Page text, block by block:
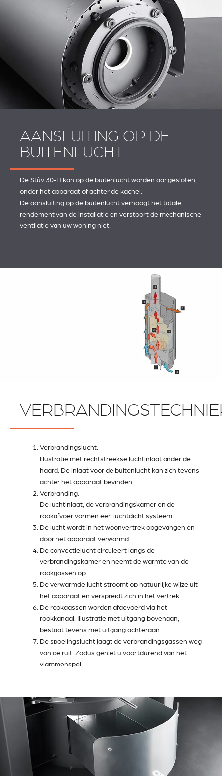
AANSLUITING OP DE
BUITENLUCHT
De Stûv 30-H kan op de buitenlucht worden aangesloten,
onder het apparaat of achter de kachel.
De aansluiting op de buitenlucht verhoogt het totale
rendement van de installatie en verstoort de mechanische
ventilatie van uw woning niet.
Verbrandingslucht.
Illustratie met rechtstreekse luchtinlaat onder de
haard. De inlaat voor de buitenlucht kan zich tevens
achter het apparaat bevinden.
Verbranding.
De luchtinlaat, de verbrandingskamer en de
rookafvoer vormen een luchtdicht systeem.
De lucht wordt in het woonvertrek opgevangen en
door het apparaat verwarmd.
De convectielucht circuleert langs de
verbrandingskamer en neemt de warmte van de
rookgassen op.
De verwarmde lucht stroomt op natuurlijke wijze uit
het apparaat en verspreidt zich in het vertrek.
De rookgassen worden afgevoerd via het
rookkanaal. Illustratie met uitgang bovenaan,
bestaat tevens met uitgang achteraan.
De spoelingslucht jaagt de verbrandingsgassen weg
van de ruit. Zodus geniet u voortdurend van het
vlammenspel.